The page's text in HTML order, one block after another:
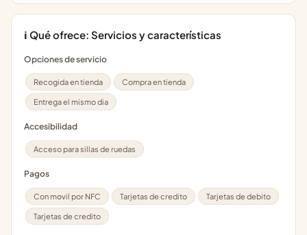
ℹ️ Qué ofrece: Servicios y características
Opciones de servicio
Recogida en tienda Compra en tienda
Entrega el mismo dia
Accesibilidad
Acceso para sillas de ruedas
Pagos
Con movil por NFC Tarjetas de credito Tarjetas de debito
Tarjetas de credito